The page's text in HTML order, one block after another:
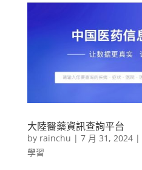
大陸醫藥資訊查詢平台
by rainchu | 7 月 31, 2024|
學習